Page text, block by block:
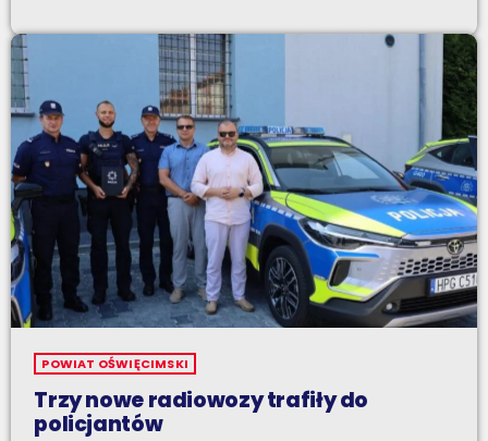
POWIAT OŚWIĘCIMSKI
Trzy nowe radiowozy trafiły do
policjantów